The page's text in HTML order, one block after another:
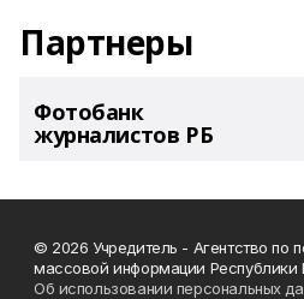
Партнеры
Фотобанк
журналистов РБ
© 2026 Учредитель - Агентство по
массовой информации Республики
Об использовании персональных